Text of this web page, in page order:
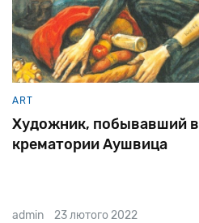
ART
Художник, побывавший в
крематории Аушвица
admin 23 лютого 2022